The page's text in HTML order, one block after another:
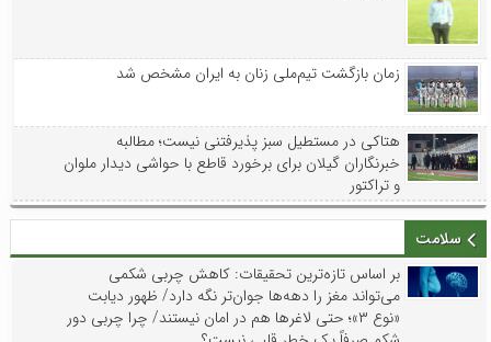
زمان بازگشت تیم‌ملی زنان به ایران مشخص شد
هتاکی در مستطیل سبز پذیرفتنی نیست؛ مطالبه
خبرنگاران گیلان برای برخورد قاطع با حواشی دیدار ملوان
و تراکتور
سلامت
بر اساس تازه‌ترین تحقیقات: کاهش چربی شکمی
می‌تواند مغز را دهه‌ها جوان‌تر نگه دارد/ ظهور دیابت
«نوع ۳»؛ حتی لاغرها هم در امان نیستند/ چرا چربی دور